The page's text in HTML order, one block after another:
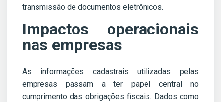
transmissão de documentos eletrônicos.
Impactos operacionais
nas empresas
As informações cadastrais utilizadas pelas
empresas passam a ter papel central no
cumprimento das obrigações fiscais. Dados como